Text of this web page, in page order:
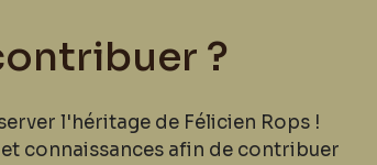
?
l'héritage de Félicien Rops !
connaissances afin de contribuer